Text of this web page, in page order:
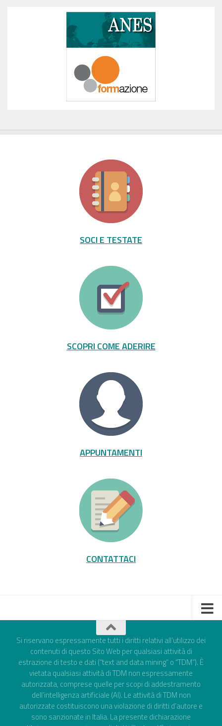
SOCI E TESTATE
SCOPRI COME ADERIRE
APPUNTAMENTI
CONTATTACI
Si riservano espressamente tutti i diritti relativi all’utilizzo dei
contenuti di questo Sito Web per qualsiasi attività di
estrazione di testo e dati (“text and data mining” o “TDM”). È
vietata qualsiasi attività di TDM non espressamente
autorizzata, comprese quelle per scopi di addestramento
dell’intelligenza artificiale (AI). Le attività di TDM non
autorizzate costituiscono una violazione di diritti d’autore e
sono sanzionate in Italia. La presente dichiarazione